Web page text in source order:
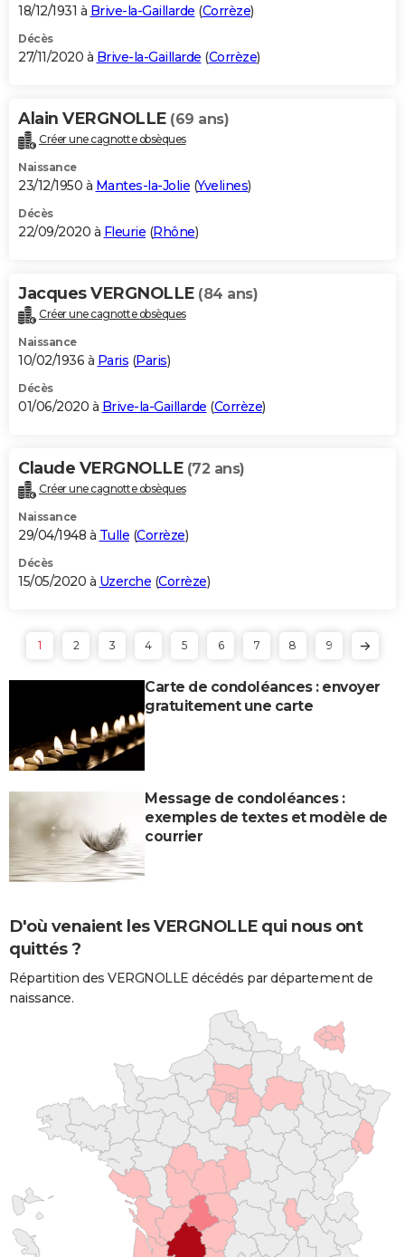
18/12/1931 à Brive-la-Gaillarde (Corrèze)
Décès
27/11/2020 à Brive-la-Gaillarde (Corrèze)
Alain VERGNOLLE (69 ans)
Créer une cagnotte obsèques
Naissance
23/12/1950 à Mantes-la-Jolie (Yvelines)
Décès
22/09/2020 à Fleurie (Rhône)
Jacques VERGNOLLE (84 ans)
Créer une cagnotte obsèques
Naissance
10/02/1936 à Paris (Paris)
Décès
01/06/2020 à Brive-la-Gaillarde (Corrèze)
Claude VERGNOLLE (72 ans)
Créer une cagnotte obsèques
Naissance
29/04/1948 à Tulle (Corrèze)
Décès
15/05/2020 à Uzerche (Corrèze)
1 2 3 4 5 6 7 8 9
Carte de condoléances : envoyer
gratuitement une carte
Message de condoléances :
exemples de textes et modèle de
courrier
D'où venaient les VERGNOLLE qui nous ont
quittés ?
Répartition des VERGNOLLE décédés par département de
naissance.